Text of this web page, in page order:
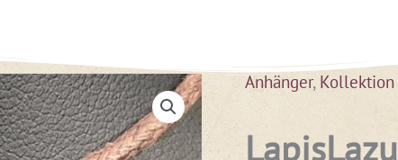
Anhänger, Kollektion